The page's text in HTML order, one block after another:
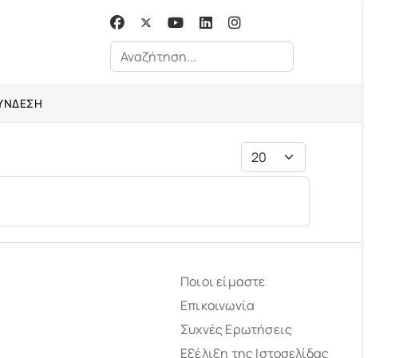
Αναζήτηση...
Εμφάνιση #
Ποιοι είμαστε
Επικοινωνία
Συχνές Ερωτήσεις
Εξέλιξη της Ιστοσελίδας